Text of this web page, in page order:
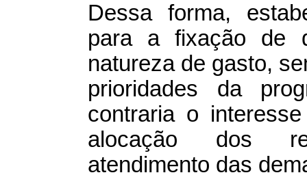
Dessa forma,
para a fixação de
natureza de gasto,
prioridades da
contraria o
alocação dos
atendimento das